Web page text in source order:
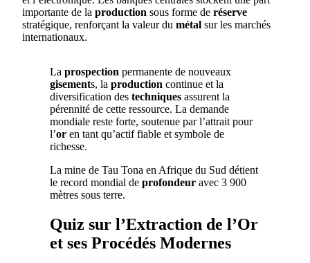
importante de la production sous forme de réserve
stratégique, renforçant la valeur du métal sur les marchés
internationaux.
La prospection permanente de nouveaux
gisements, la production continue et la
diversification des techniques assurent la
pérennité de cette ressource. La demande
mondiale reste forte, soutenue par l’attrait pour
l’or en tant qu’actif fiable et symbole de
richesse.
La mine de Tau Tona en Afrique du Sud détient
le record mondial de profondeur avec 3 900
mètres sous terre.
Quiz sur l’Extraction de l’Or
et ses Procédés Modernes